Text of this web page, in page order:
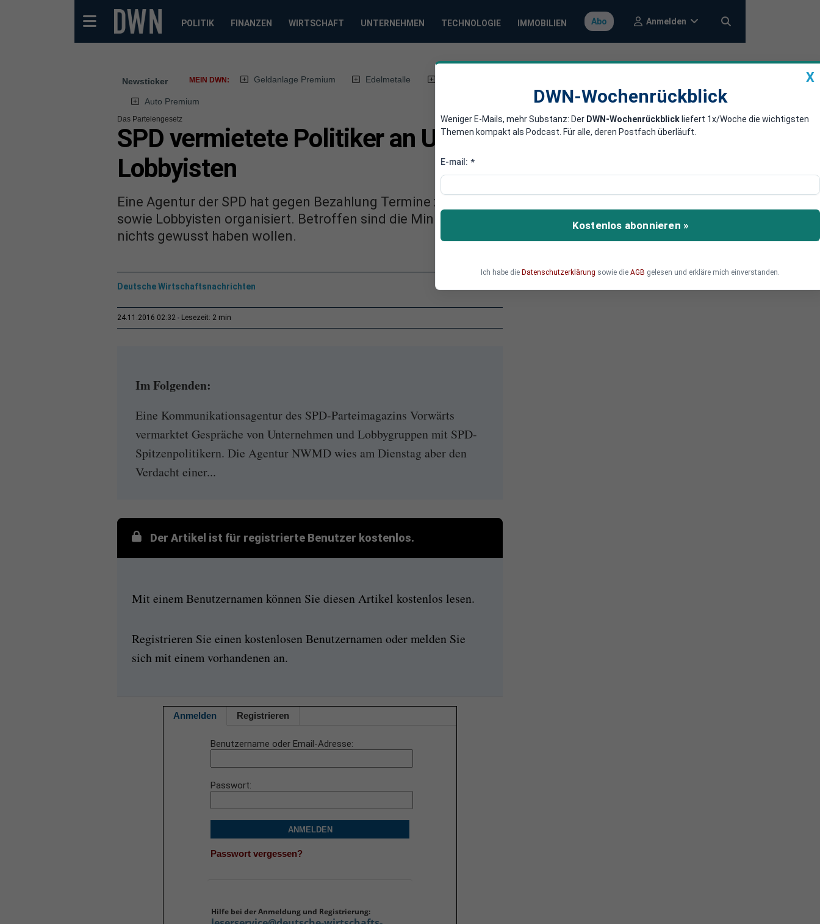
POLITIK FINANZEN WIRTSCHAFT UNTERNEHMEN TECHNOLOGIE IMMOBILIEN Abo Anmelden
Newsticker MEIN DWN: Geldanlage Premium Edelmetalle
Auto Premium
Das Parteiengesetz
SPD vermietete Politiker an Unternehmen und
Lobbyisten
Eine Agentur der SPD hat gegen Bezahlung Termine zwischen SPD-Ministern und Unternehmen
sowie Lobbyisten organisiert. Betroffen sind die Minister Maas und Nahles, die von der Praxis
nichts gewusst haben wollen.
Deutsche Wirtschaftsnachrichten
24.11.2016 02:32 Lesezeit: 2 min
Im Folgenden:
Eine Kommunikationsagentur des SPD-Parteimagazins Vorwärts
vermarktet Gespräche von Unternehmen und Lobbygruppen mit SPD-
Spitzenpolitikern. Die Agentur NWMD wies am Dienstag aber den
Verdacht einer...
Der Artikel ist für registrierte Benutzer kostenlos.
Mit einem Benutzernamen können Sie diesen Artikel kostenlos lesen.
Registrieren Sie einen kostenlosen Benutzernamen oder melden Sie
sich mit einem vorhandenen an.
Anmelden Registrieren
Benutzername oder Email-Adresse
Passwort
ANMELDEN
Passwort vergessen?
Hilfe bei der Anmeldung und Registrierung:
X
DWN-Wochenrückblick
Weniger E-Mails, mehr Substanz: Der DWN-Wochenrückblick liefert 1x/Woche die wichtigsten
Themen kompakt als Podcast. Für alle, deren Postfach überläuft.
E-mail: *
Kostenlos abonnieren »
Ich habe die Datenschutzerklärung sowie die AGB gelesen und erkläre mich einverstanden.